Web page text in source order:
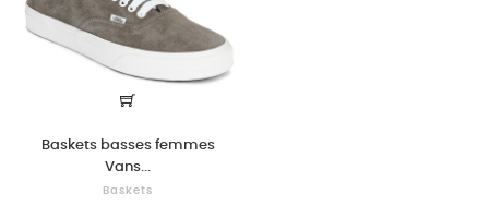
Baskets basses femmes
Vans...
Baskets